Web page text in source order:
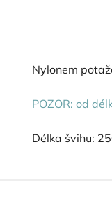
Nylonem
POZOR: od
Délka švihu: